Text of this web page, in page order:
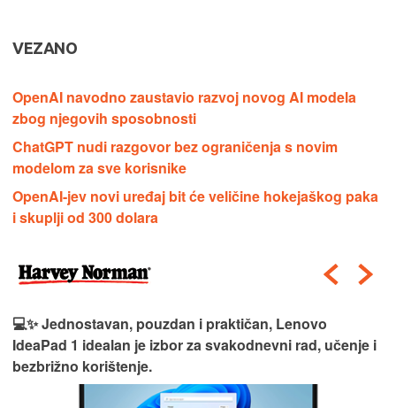
VEZANO
OpenAI navodno zaustavio razvoj novog AI modela
zbog njegovih sposobnosti
ChatGPT nudi razgovor bez ograničenja s novim
modelom za sve korisnike
OpenAI-jev novi uređaj bit će veličine hokejaškog paka
i skuplji od 300 dolara
💻✨ Jednostavan, pouzdan i praktičan, Lenovo
IdeaPad 1 idealan je izbor za svakodnevni rad, učenje i
bezbrižno korištenje.